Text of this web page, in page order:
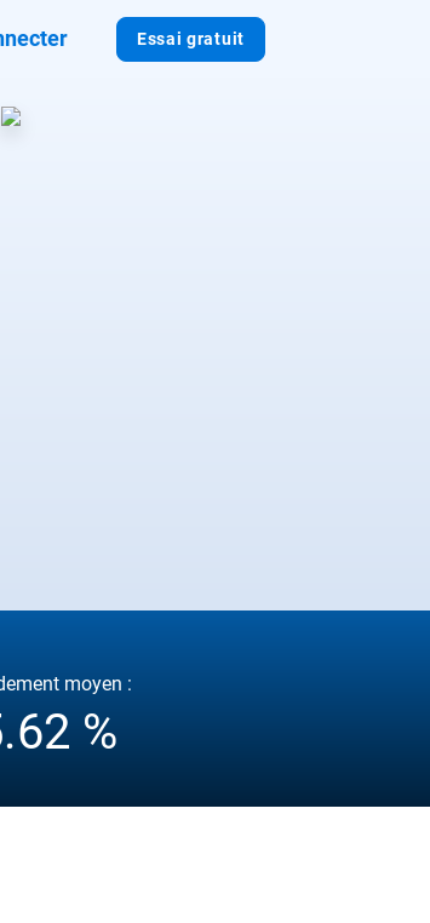
Essai gratuit
moyen :
%